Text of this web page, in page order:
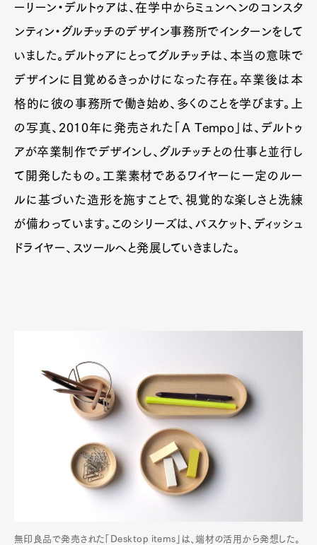
ーリーン・デルトゥアは、在学中からミュンヘンのコンスタ
ンティン・グルチッチのデザイン事務所でインターンをして
いました。デルトゥアにとってグルチッチは、本当の意味で
デザインに目覚めるきっかけになった存在。卒業後は本
格的に彼の事務所で働き始め、多くのことを学びます。上
の写真、2010年に発売された「A Tempo」は、デルトゥ
アが卒業制作でデザインし、グルチッチとの仕事と並行し
て開発したもの。工業素材であるワイヤーに一定のルー
ルに基づいた造形を施すことで、視覚的な楽しさと洗練
が備わっています。このシリーズは、バスケット、ディッシュ
ドライヤー、スツールへと発展していきました。
無印良品で発売された「Desktop items」は、端材の活用から発想した。